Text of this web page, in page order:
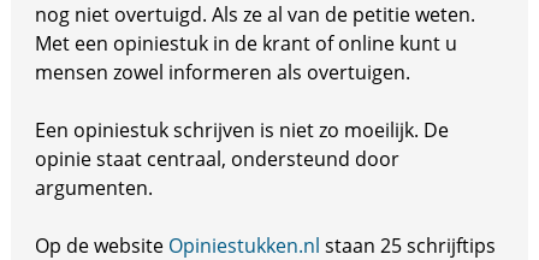
nog niet overtuigd. Als ze al van de petitie weten.
Met een opiniestuk in de krant of online kunt u
mensen zowel informeren als overtuigen.
Een opiniestuk schrijven is niet zo moeilijk. De
opinie staat centraal, ondersteund door
argumenten.
Op de website Opiniestukken.nl staan 25 schrijftips